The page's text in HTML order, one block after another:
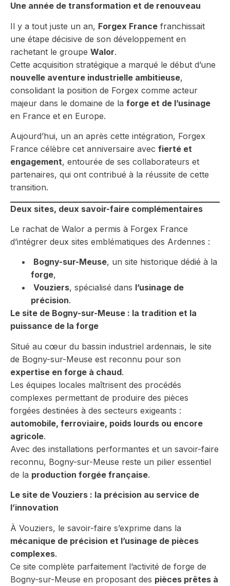
Une année de transformation et de renouveau
Il y a tout juste un an, Forgex France franchissait
une étape décisive de son développement en
rachetant le groupe Walor.
Cette acquisition stratégique a marqué le début d’une
nouvelle aventure industrielle ambitieuse,
consolidant la position de Forgex comme acteur
majeur dans le domaine de la forge et de l’usinage
en France et en Europe.
Aujourd’hui, un an après cette intégration, Forgex
France célèbre cet anniversaire avec fierté et
engagement, entourée de ses collaborateurs et
partenaires, qui ont contribué à la réussite de cette
transition.
Deux sites, deux savoir-faire complémentaires
Le rachat de Walor a permis à Forgex France
d’intégrer deux sites emblématiques des Ardennes :
Bogny-sur-Meuse, un site historique dédié à la
forge,
Vouziers, spécialisé dans l’usinage de
précision.
Le site de Bogny-sur-Meuse : la tradition et la
puissance de la forge
Situé au cœur du bassin industriel ardennais, le site
de Bogny-sur-Meuse est reconnu pour son
expertise en forge à chaud.
Les équipes locales maîtrisent des procédés
complexes permettant de produire des pièces
forgées destinées à des secteurs exigeants :
automobile, ferroviaire, poids lourds ou encore
agricole.
Avec des installations performantes et un savoir-faire
reconnu, Bogny-sur-Meuse reste un pilier essentiel
de la production forgée française.
Le site de Vouziers : la précision au service de
l’innovation
À Vouziers, le savoir-faire s’exprime dans la
mécanique de précision et l’usinage de pièces
complexes.
Ce site complète parfaitement l’activité de forge de
Bogny-sur-Meuse en proposant des pièces prêtes à